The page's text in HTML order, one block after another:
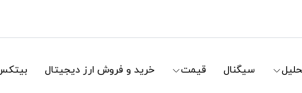
سیگنال قیمت خرید و فروش ارز دیجیتال